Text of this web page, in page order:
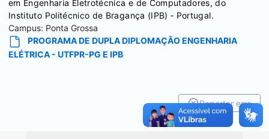
em Engenharia Eletrotécnica e de Computadores, do
Instituto Politécnico de Bragança (IPB) ‐ Portugal.
Campus: Ponta Grossa
PROGRAMA DE DUPLA DIPLOMAÇÃO ENGENHARIA
ELÉTRICA - UTFPR-PG E IPB
Reportar erro